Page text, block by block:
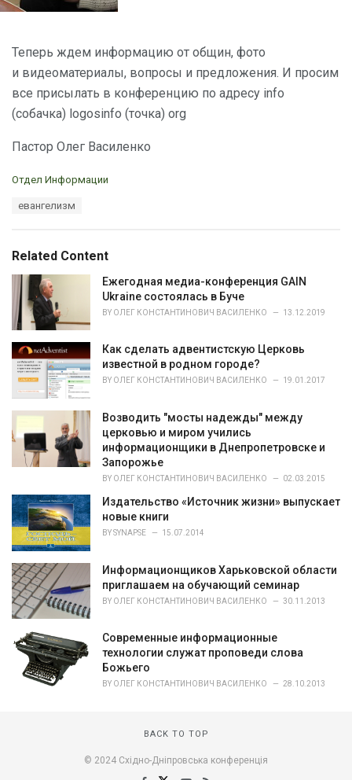
Теперь ждем информацию от общин, фото
и видеоматериалы, вопросы и предложения. И просим
все присылать в конференцию по адресу info
(собачка) logosinfo (точка) org
Пастор Олег Василенко
C
o
r
i
Отдел Информации
:
евангелизм
Related Content
Ежегодная медиа-конференция GAIN
Ukraine состоялась в Буче
BY ОЛЕГ КОНСТАНТИНОВИЧ ВАСИЛЕНКО 13.12.2019
Как сделать адвентистскую Церковь
известной в родном городе?
BY ОЛЕГ КОНСТАНТИНОВИЧ ВАСИЛЕНКО 19.01.2017
Возводить "мосты надежды" между
церковью и миром учились
информационщики в Днепропетровске и
Запорожье
BY ОЛЕГ КОНСТАНТИНОВИЧ ВАСИЛЕНКО 02.03.2015
Издательство «Источник жизни» выпускает
новые книги
BYSYNAPSE 15.07.2014
Информационщиков Харьковской области
приглашаем на обучающий семинар
BY ОЛЕГ КОНСТАНТИНОВИЧ ВАСИЛЕНКО 30.11.2013
Современные информационные
технологии служат проповеди слова
Божьего
BY ОЛЕГ КОНСТАНТИНОВИЧ ВАСИЛЕНКО 28.10.2013
BACK TO TOP
© 2024 Східно-Дніпровська конференція